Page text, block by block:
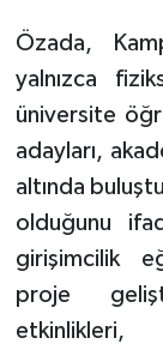
Özada,
yalnızca
üniversite
adayları,
altında
olduğunu
girişimcilik
proje
etkinlikleri,